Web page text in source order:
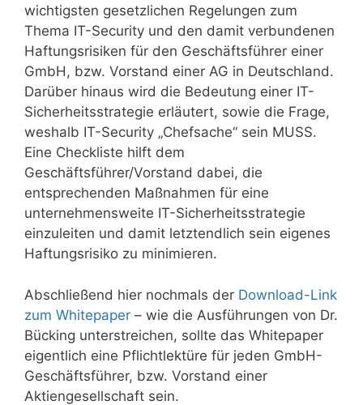
wichtigsten gesetzlichen Regelungen zum
Thema IT-Security und den damit verbundenen
Haftungsrisiken für den Geschäftsführer einer
GmbH, bzw. Vorstand einer AG in Deutschland.
Darüber hinaus wird die Bedeutung einer IT-
Sicherheitsstrategie erläutert, sowie die Frage,
weshalb IT-Security „Chefsache“ sein MUSS.
Eine Checkliste hilft dem
Geschäftsführer/Vorstand dabei, die
entsprechenden Maßnahmen für eine
unternehmensweite IT-Sicherheitsstrategie
einzuleiten und damit letztendlich sein eigenes
Haftungsrisiko zu minimieren.
Abschließend hier nochmals der Download-Link
zum Whitepaper – wie die Ausführungen von Dr.
Bücking unterstreichen, sollte das Whitepaper
eigentlich eine Pflichtlektüre für jeden GmbH-
Geschäftsführer, bzw. Vorstand einer
Aktiengesellschaft sein.